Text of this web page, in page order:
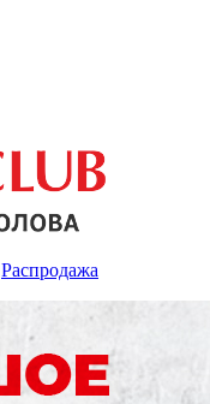
Распродажа